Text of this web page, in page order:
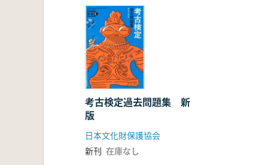
考古検定過去問題集 新
版
日本文化財保護協会
新刊 在庫なし